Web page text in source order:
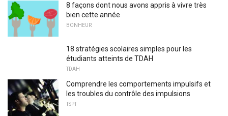
8 façons dont nous avons appris à vivre très
bien cette année
BONHEUR
18 stratégies scolaires simples pour les
étudiants atteints de TDAH
TDAH
Comprendre les comportements impulsifs et
les troubles du contrôle des impulsions
TSPT